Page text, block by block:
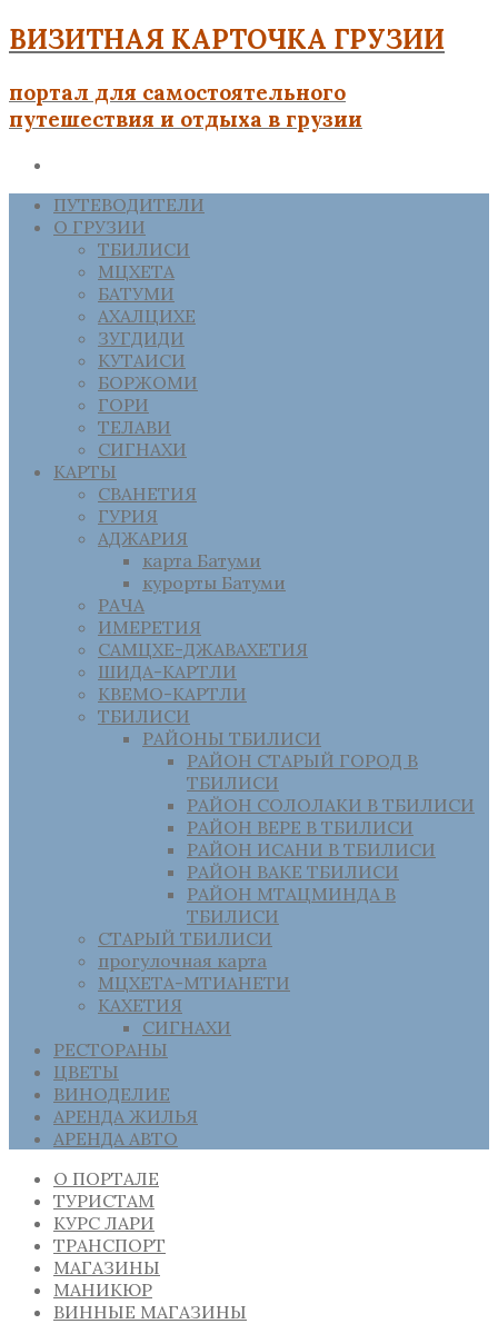
ВИЗИТНАЯ КАРТОЧКА ГРУЗИИ
портал для самостоятельного
путешествия и отдыха в грузии
ПУТЕВОДИТЕЛИ
О ГРУЗИИ
ТБИЛИСИ
МЦХЕТА
БАТУМИ
АХАЛЦИХЕ
ЗУГДИДИ
КУТАИСИ
БОРЖОМИ
ГОРИ
ТЕЛАВИ
СИГНАХИ
КАРТЫ
СВАНЕТИЯ
ГУРИЯ
АДЖАРИЯ
карта Батуми
курорты Батуми
РАЧА
ИМЕРЕТИЯ
САМЦХЕ-ДЖАВАХЕТИЯ
ШИДА-КАРТЛИ
КВЕМО-КАРТЛИ
ТБИЛИСИ
РАЙОНЫ ТБИЛИСИ
РАЙОН СТАРЫЙ ГОРОД В
ТБИЛИСИ
РАЙОН СОЛОЛАКИ В ТБИЛИСИ
РАЙОН ВЕРЕ В ТБИЛИСИ
РАЙОН ИСАНИ В ТБИЛИСИ
РАЙОН ВАКЕ ТБИЛИСИ
РАЙОН МТАЦМИНДА В
ТБИЛИСИ
СТАРЫЙ ТБИЛИСИ
прогулочная карта
МЦХЕТА-МТИАНЕТИ
КАХЕТИЯ
СИГНАХИ
РЕСТОРАНЫ
ЦВЕТЫ
ВИНОДЕЛИЕ
АРЕНДА ЖИЛЬЯ
АРЕНДА АВТО
О ПОРТАЛЕ
ТУРИСТАМ
КУРС ЛАРИ
ТРАНСПОРТ
МАГАЗИНЫ
МАНИКЮР
ВИННЫЕ МАГАЗИНЫ